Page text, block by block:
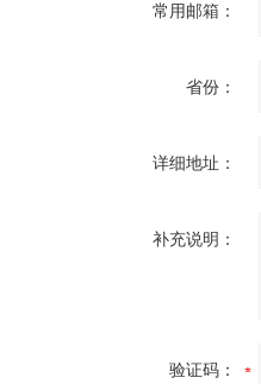
常用邮箱：
省份：
详细地址：
补充说明：
验证码：